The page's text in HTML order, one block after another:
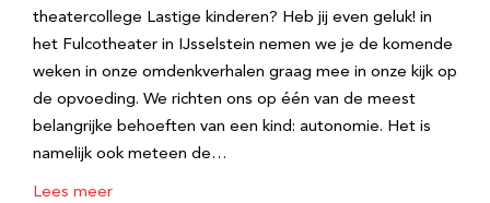
theatercollege Lastige kinderen? Heb jij even geluk! in
het Fulcotheater in IJsselstein nemen we je de komende
weken in onze omdenkverhalen graag mee in onze kijk op
de opvoeding. We richten ons op één van de meest
belangrijke behoeften van een kind: autonomie. Het is
namelijk ook meteen de…
Lees meer